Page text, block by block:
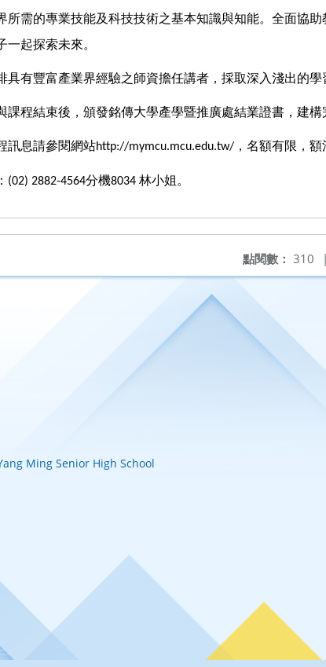
所需的專業技能及科技技術之基本知識與知能。全面協
一起探索未來。
具有豐富產業界經驗之師資擔任講者，採取深入淺出的
課程結束後，頒發銘傳大學產學暨推廣處結業證書，建構
訊息請參閱網站http://mymcu.mcu.edu.tw/ ，名額有限，
(02) 2882-4564分機8034 林小姐。
點閱數： 310 |
Ming Senior High School